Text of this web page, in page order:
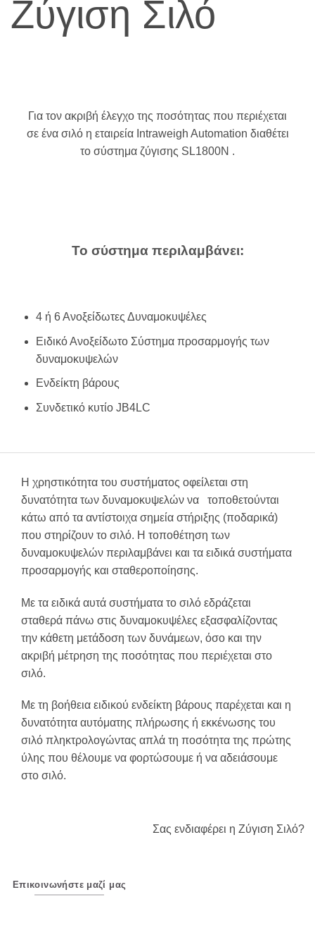
Ζύγιση Σιλό
Για τον ακριβή έλεγχο της ποσότητας που περιέχεται
σε ένα σιλό η εταιρεία Intraweigh Automation διαθέτει
το σύστημα ζύγισης SL1800Ν .
Το σύστημα περιλαμβάνει:
4 ή 6 Ανοξείδωτες Δυναμοκυψέλες
Ειδικό Ανοξείδωτο Σύστημα προσαρμογής των
δυναμοκυψελών
Ενδείκτη βάρους
Συνδετικό κυτίο JB4LC
Η χρηστικότητα του συστήματος οφείλεται στη
δυνατότητα των δυναμοκυψελών να τοποθετούνται
κάτω από τα αντίστοιχα σημεία στήριξης (ποδαρικά)
που στηρίζουν το σιλό. Η τοποθέτηση των
δυναμοκυψελών περιλαμβάνει και τα ειδικά συστήματα
προσαρμογής και σταθεροποίησης.
Με τα ειδικά αυτά συστήματα το σιλό εδράζεται
σταθερά πάνω στις δυναμοκυψέλες εξασφαλίζοντας
την κάθετη μετάδοση των δυνάμεων, όσο και την
ακριβή μέτρηση της ποσότητας που περιέχεται στο
σιλό.
Με τη βοήθεια ειδικού ενδείκτη βάρους παρέχεται και η
δυνατότητα αυτόματης πλήρωσης ή εκκένωσης του
σιλό πληκτρολογώντας απλά τη ποσότητα της πρώτης
ύλης που θέλουμε να φορτώσουμε ή να αδειάσουμε
στο σιλό.
Σας ενδιαφέρει η Ζύγιση Σιλό?
Επικοινωνήστε μαζί μας